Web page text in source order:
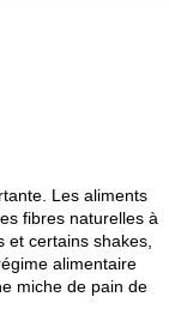
Les aliments
fibres naturelles à
certains shakes,
alimentaire
miche de pain de